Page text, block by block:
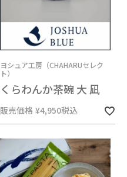
ヨシュア工房（CHAHARUセレク
ト）
くらわんか茶碗 大 凪
販売価格 ¥4,950税込